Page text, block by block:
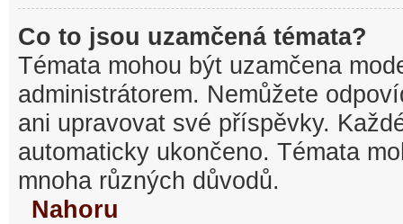
Co to jsou uzamčená témata?
Témata mohou být uzamčena
administrátorem. Nemůžete
ani upravovat své příspěvky.
automaticky ukončeno. Témata
mnoha různých důvodů.
Nahoru